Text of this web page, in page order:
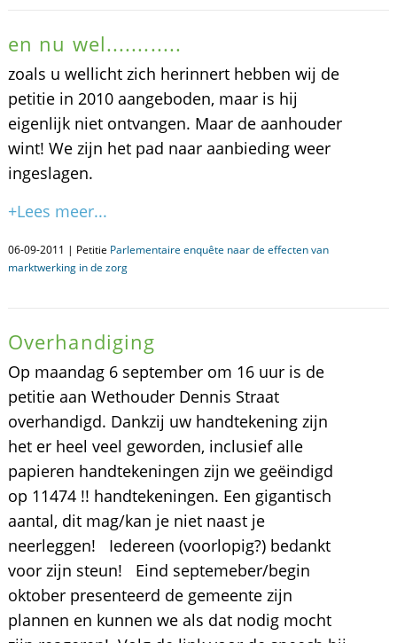
en nu wel............
zoals u wellicht zich herinnert hebben wij de
petitie in 2010 aangeboden, maar is hij
eigenlijk niet ontvangen. Maar de aanhouder
wint! We zijn het pad naar aanbieding weer
ingeslagen.
+Lees meer...
06-09-2011 | Petitie Parlementaire enquête naar de effecten van
marktwerking in de zorg
Overhandiging
Op maandag 6 september om 16 uur is de
petitie aan Wethouder Dennis Straat
overhandigd. Dankzij uw handtekening zijn
het er heel veel geworden, inclusief alle
papieren handtekeningen zijn we geëindigd
op 11474 !! handtekeningen. Een gigantisch
aantal, dit mag/kan je niet naast je
neerleggen! Iedereen (voorlopig?) bedankt
voor zijn steun! Eind septemeber/begin
oktober presenteerd de gemeente zijn
plannen en kunnen we als dat nodig mocht